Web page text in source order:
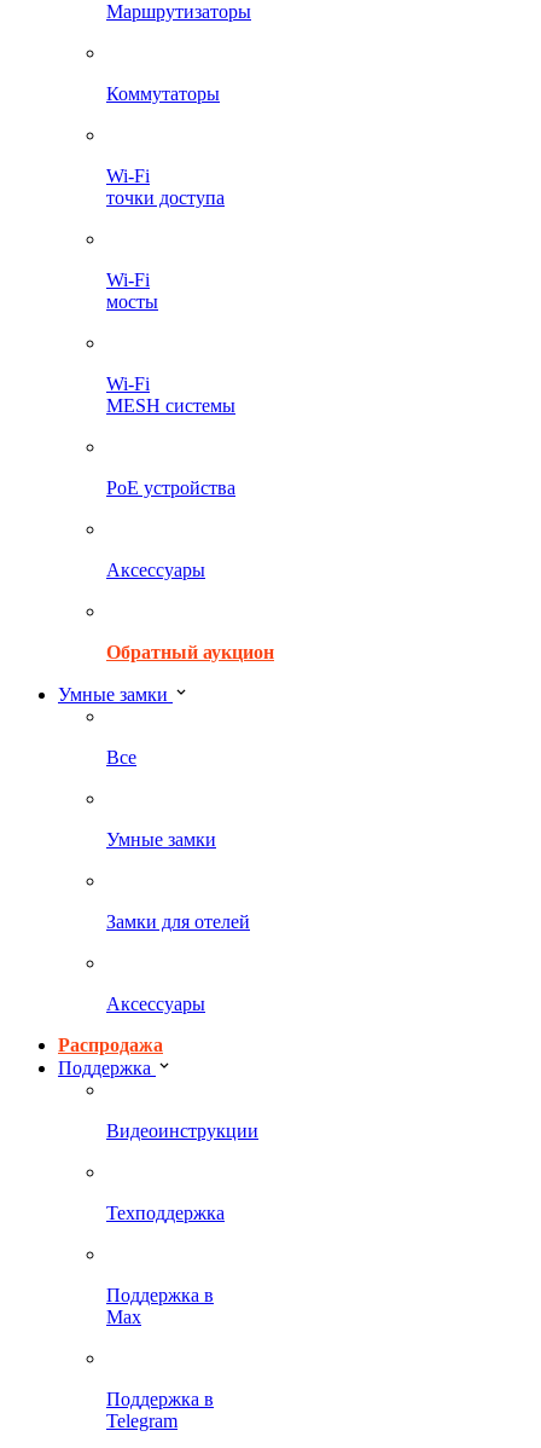
Маршрутизаторы
Коммутаторы
Wi-Fi
точки доступа
Wi-Fi
мосты
Wi-Fi
MESH системы
PoE устройства
Аксессуары
Обратный аукцион
Умные замки
Все
Умные замки
Замки для отелей
Аксессуары
Распродажа
Поддержка
Видеоинструкции
Техподдержка
Поддержка в
Max
Поддержка в
Telegram